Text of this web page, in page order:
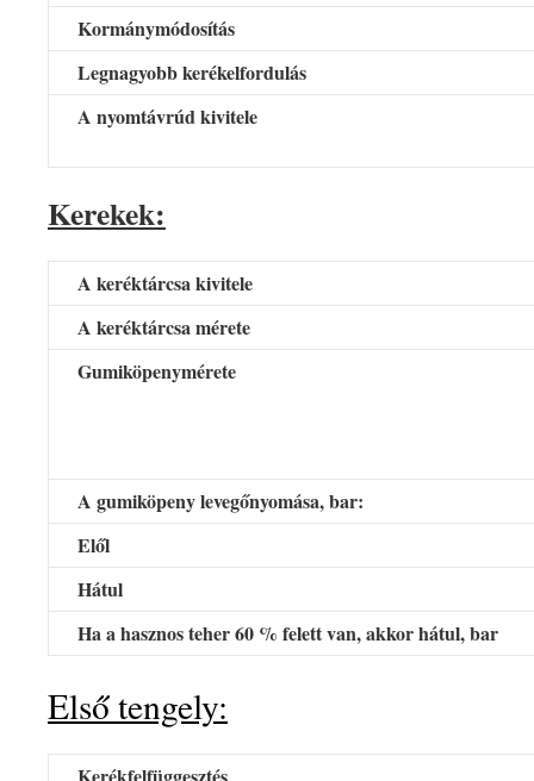
Kormánymódosítás
Legnagyobb kerékelfordulás
A nyomtávrúd kivitele
Kerekek:
A keréktárcsa kivitele
A keréktárcsa mérete
Gumiköpenymérete
A gumiköpeny levegőnyomása, bar:
Elől
Hátul
Ha a hasznos teher 60 % felett van, akkor hátul, bar
Első tengely: